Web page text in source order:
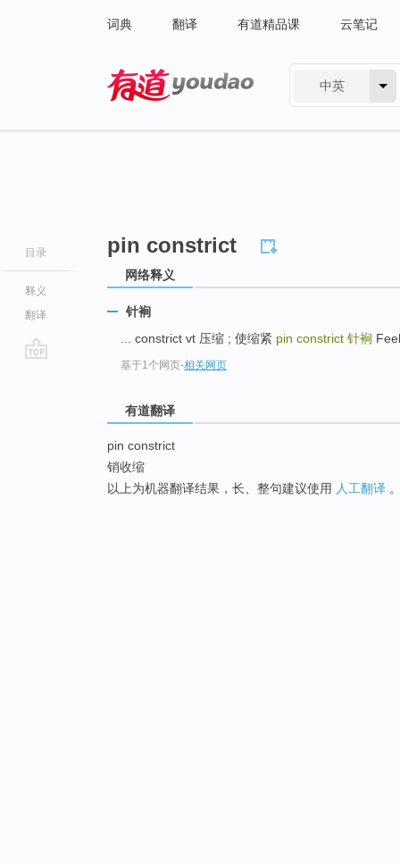
词典 翻译 有道精品课 云笔记
中英
目录
释义
翻译
pin constrict
网络释义
针裥
... constrict vt 压缩 ; 使缩紧 pin constrict 针裥
基于1个网页-相关网页
有道翻译
pin constrict
销收缩
以上为机器翻译结果，长、整句建议使用 人工翻译